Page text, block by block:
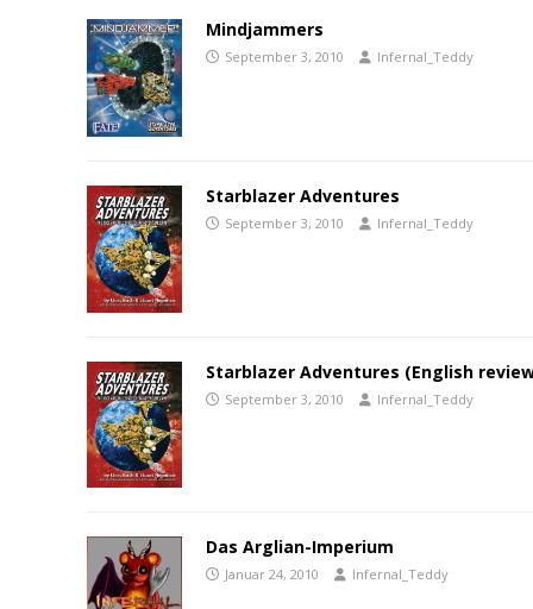
Mindjammers
September 3, 2010 Infernal_Teddy
Starblazer Adventures
September 3, 2010 Infernal_Teddy
Starblazer Adventures (English
September 3, 2010 Infernal_Teddy
Das Arglian-Imperium
Januar 24, 2010 Infernal_Teddy